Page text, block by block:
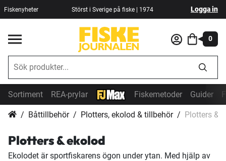
Fiskenyheter Störst i Sverige på fiske | 1974 Logga in
0
Sortiment REA-prylar Fiskemetoder Guider
Båttillbehör Plotters, ekolod & tillbehör Plotters &
Plotters & ekolod
Ekolodet är sportfiskarens ögon under ytan. Med hjälp av